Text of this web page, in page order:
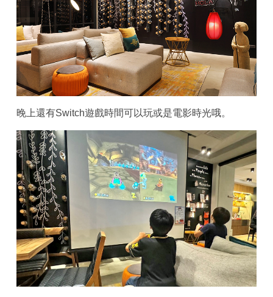
晚上還有Switch遊戲時間可以玩或是電影時光哦。